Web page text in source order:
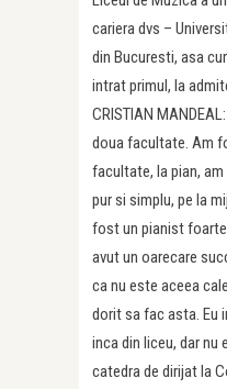
cariera dvs –
din Bucuresti, asa
intrat primul, la
CRISTIAN
doua facultate. Am
facultate, la pian,
pur si simplu, pe la
fost un pianist
avut un oarecare
ca nu este aceea
dorit sa fac asta. Eu
inca din liceu, dar nu
catedra de dirijat la